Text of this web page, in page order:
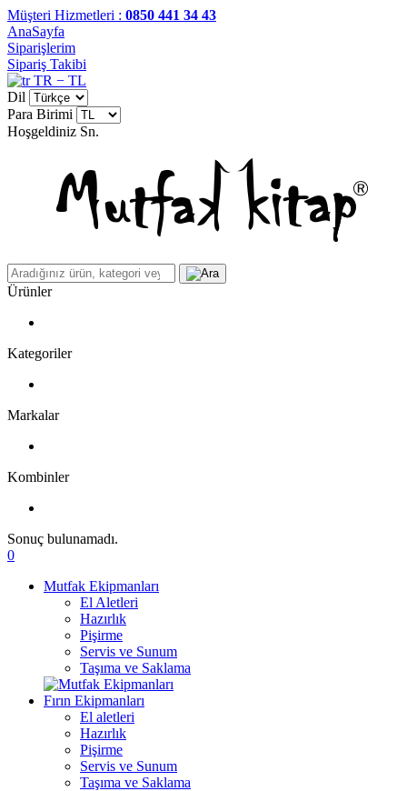
Müşteri Hizmetleri : 0850 441 34 43
AnaSayfa
Siparişlerim
Sipariş Takibi
TR − TL
Dil
Para Birimi
Hoşgeldiniz Sn.
Ürünler
Kategoriler
Markalar
Kombinler
Sonuç bulunamadı.
0
Mutfak Ekipmanları
El Aletleri
Hazırlık
Pişirme
Servis ve Sunum
Taşıma ve Saklama
Fırın Ekipmanları
El aletleri
Hazırlık
Pişirme
Servis ve Sunum
Taşıma ve Saklama